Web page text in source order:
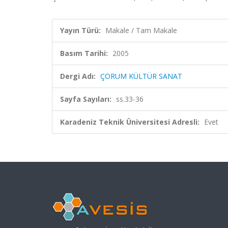
Yayın Türü: Makale / Tam Makale
Basım Tarihi: 2005
Dergi Adı: ÇORUM KÜLTÜR SANAT
Sayfa Sayıları: ss.33-36
Karadeniz Teknik Üniversitesi Adresli: Evet